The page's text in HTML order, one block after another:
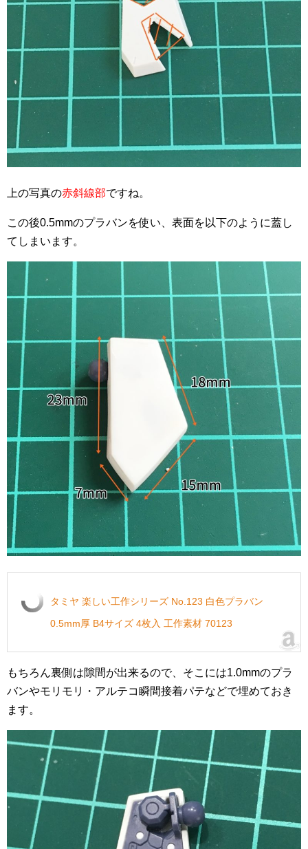
上の写真の赤斜線部ですね。
この後0.5mmのプラバンを使い、表面を以下のように蓋し
てしまいます。
タミヤ 楽しい工作シリーズ No.123 白色プラバン
0.5mm厚 B4サイズ 4枚入 工作素材 70123
もちろん裏側は隙間が出来るので、そこには1.0mmのプラ
バンやモリモリ・アルテコ瞬間接着パテなどで埋めておき
ます。